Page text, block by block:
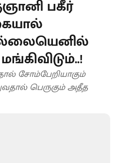
பகீர்
சோம்பேறியாகும்
பெருகும் அதீத